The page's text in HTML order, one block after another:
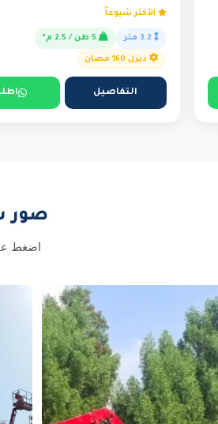
الأكثر شيوعاً
ديزل 160 حصان
التفاصيل
صور
اضغط